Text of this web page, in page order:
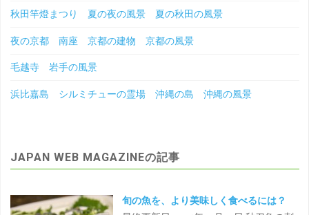
秋田竿燈まつり 夏の夜の風景 夏の秋田の風景
夜の京都 南座 京都の建物 京都の風景
毛越寺 岩手の風景
浜比嘉島 シルミチューの霊場 沖縄の島 沖縄の風景
JAPAN WEB MAGAZINEの記事
旬の魚を、より美味しく食べるには？